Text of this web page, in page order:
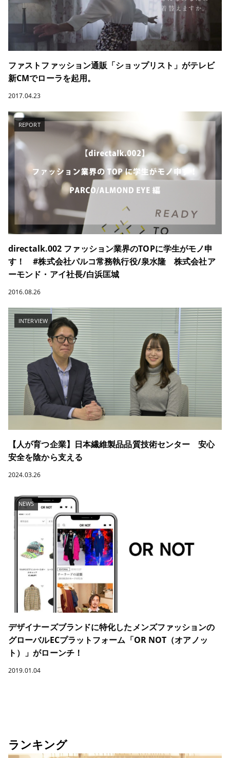
ファストファッション通販「ショップリスト」がテレビ
新CMでローラを起用。
2017.04.23
REPORT
directalk.002 ファッション業界のTOPに学生がモノ申
す！ #株式会社パルコ常務執行役/泉水隆 株式会社ア
ーモンド・アイ社長/白浜匡城
2016.08.26
INTERVIEW
【人が育つ企業】日本繊維製品品質技術センター 安心
安全を陰から支える
2024.03.26
NEWS
デザイナーズブランドに特化したメンズファッションの
グローバルECプラットフォーム「OR NOT（オアノッ
ト）」がローンチ！
2019.01.04
ランキング